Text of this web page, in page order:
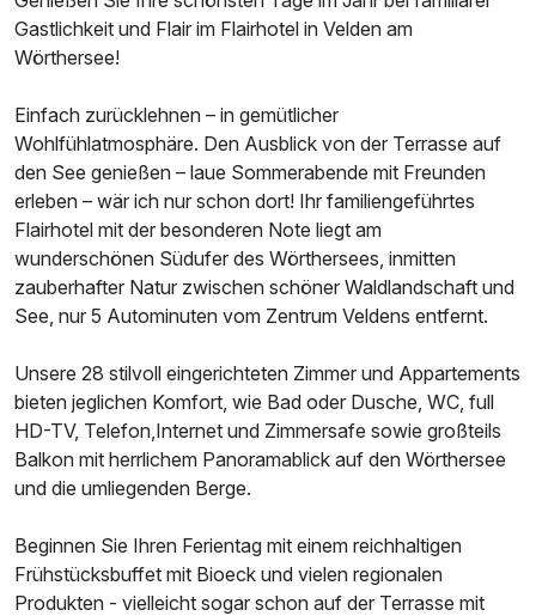
Für 8 Tage p.P. ab1.085,00 €
Gastlichkeit und Flair im Flairhotel in Velden am
Wörthersee!
Einfach zurücklehnen – in gemütlicher
Wohlfühlatmosphäre. Den Ausblick von der Terrasse auf
den See genießen – laue Sommerabende mit Freunden
erleben – wär ich nur schon dort! Ihr familiengeführtes
Flairhotel mit der besonderen Note liegt am
wunderschönen Südufer des Wörthersees, inmitten
zauberhafter Natur zwischen schöner Waldlandschaft und
See, nur 5 Autominuten vom Zentrum Veldens entfernt.
Unsere 28 stilvoll eingerichteten Zimmer und Appartements
bieten jeglichen Komfort, wie Bad oder Dusche, WC, full
HD-TV, Telefon,Internet und Zimmersafe sowie großteils
Balkon mit herrlichem Panoramablick auf den Wörthersee
und die umliegenden Berge.
Beginnen Sie Ihren Ferientag mit einem reichhaltigen
Frühstücksbuffet mit Bioeck und vielen regionalen
Produkten - vielleicht sogar schon auf der Terrasse mit